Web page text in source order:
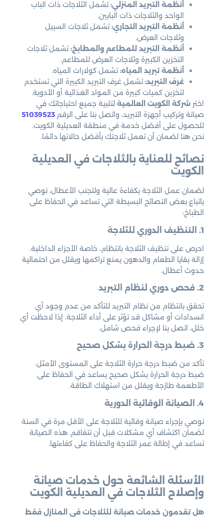
أنظمة التبريد المنزلي:تشمل الثلاجات ذات الباب
الواحد والثلاجات ذات البابين.
أنظمة التبريد التجاري:تشمل ثلاجات السبيل
وثلاجات العرض.
أنظمة التبريد للمطاعم والمطابخ:تشمل ثلاجات
التخزين الكبيرة وثلاجات العرض للمطاعم.
أنظمة تبريد المياه:تشمل كولارات المياه.
غرف التبريد:تشمل غرف التبريد الكبيرة التي تستخدم
لتخزين كميات كبيرة من المواد الغذائية أو الأدوية.
اختر شركة الكويت العالمية لتلبية جميع احتياجاتك في
صيانة وتركيب أجهزة التبريد، واتصل بنا على الرقم 51039523
للحصول على أفضل خدمة في منطقة العديلية الكويت.
نحن هنا لضمان أن تعمل ثلاجتك بأفضل حالاتها دائمًا.
نصائح للعناية بالثلاجات في العديلية
الكويت
لضمان عمل الثلاجة بكفاءة عالية ولتجنب الأعطال، نوصي
باتباع بعض النصائح البسيطة التي تساعد في الحفاظ على
الطباخ:
1. التنظيف الدوري للثلاجة
احرص على تنظيف الثلاجة بانتظام، خاصة الأجزاء الداخلية.
إزالة بقايا الطعام والدهون يمنع تراكمها ويقلل من احتمالية
حدوث أعطال.
2. فحص دوري لنظام التبريد
تحقق بانتظام من نظام التبريد للتأكد من عدم وجود أي
انسدادات أو مشاكل قد تؤثر على أداء الثلاجة. إذا لاحظت أي
خلل، اتصل بنا لإجراء فحص شامل.
3. ضبط درجة الحرارة بشكل صحيح
تأكد من ضبط درجة حرارة الثلاجة على المستوى الأمثل.
ضبط درجة الحرارة بشكل صحيح يساعد في الحفاظ على
الأطعمة طازجة ويقلل من استهلاك الطاقة.
4. الصيانة الوقائية الدورية
نوصي بإجراء صيانة وقائية للثلاجة على الأقل مرة في السنة
لضمان اكتشاف أي مشكلات قبل أن تتفاقم. هذه الصيانة
تساعد في إطالة عمر الثلاجة والحفاظ على كفاءتها.
الأسئلة الشائعة حول خدمات صيانة
وإصلاح الثلاجات في العديلية الكويت
هل تقدمون خدمات صيانة للثلاجات في المنازل فقط